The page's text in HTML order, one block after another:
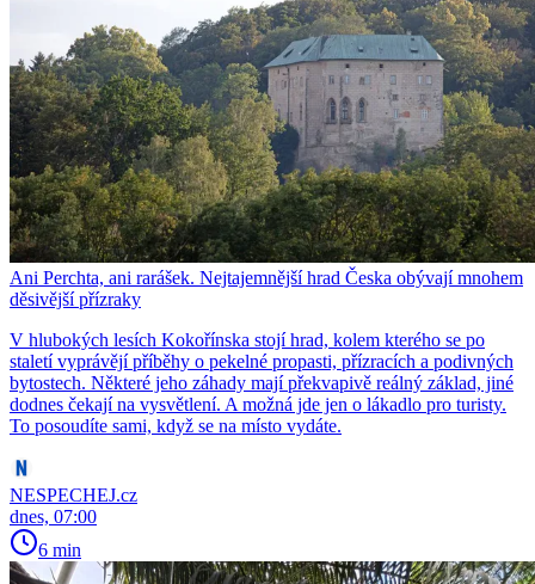
Ani Perchta, ani rarášek. Nejtajemnější hrad Česka obývají mnohem
děsivější přízraky
V hlubokých lesích Kokořínska stojí hrad, kolem kterého se po
staletí vyprávějí příběhy o pekelné propasti, přízracích a podivných
bytostech. Některé jeho záhady mají překvapivě reálný základ, jiné
dodnes čekají na vysvětlení. A možná jde jen o lákadlo pro turisty.
To posoudíte sami, když se na místo vydáte.
NESPECHEJ.cz
dnes, 07:00
6 min